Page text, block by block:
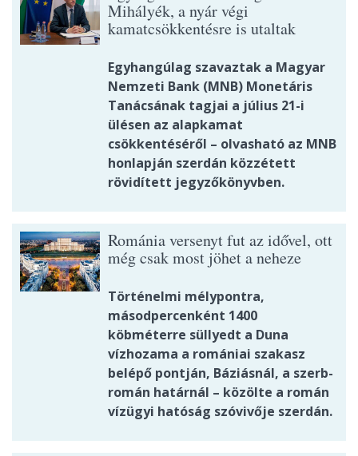
Mihályék, a nyár végi
kamatcsökkentésre is utaltak
Egyhangúlag szavaztak a Magyar
Nemzeti Bank (MNB) Monetáris
Tanácsának tagjai a július 21-i
ülésen az alapkamat
csökkentéséről – olvasható az MNB
honlapján szerdán közzétett
rövidített jegyzőkönyvben.
Románia versenyt fut az idővel, ott
még csak most jöhet a neheze
Történelmi mélypontra,
másodpercenként 1400
köbméterre süllyedt a Duna
vízhozama a romániai szakasz
belépő pontján, Báziásnál, a szerb-
román határnál – közölte a román
vízügyi hatóság szóvivője szerdán.